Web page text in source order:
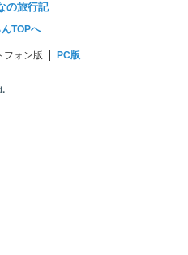
の旅行記
んTOPへ
フォン版 PC版